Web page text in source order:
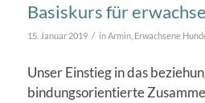
Basiskurs für
15. Januar 2019 / inArmin, Erwachsene
Unser Einstieg in das
bindungsorientierte